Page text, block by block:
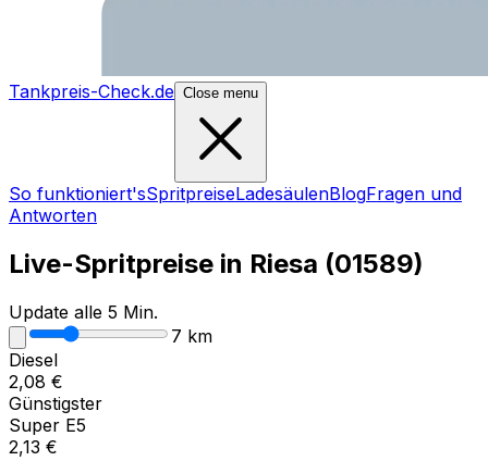
Tankpreis-Check.de Close menu
So funktioniert'sSpritpreiseLadesäulenBlogFragen und
Antworten
Live-Spritpreise in Riesa (01589)
Update alle 5 Min.
7 km
Diesel
2,08 €
Günstigster
Super E5
2,13 €